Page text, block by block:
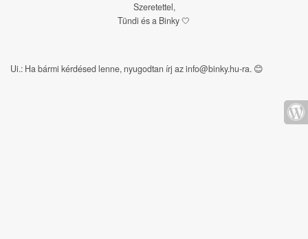
Szeretettel,
Tündi és a Binky 🤍
Ui.: Ha bármi kérdésed lenne, nyugodtan írj az info@binky.hu-ra. 😊